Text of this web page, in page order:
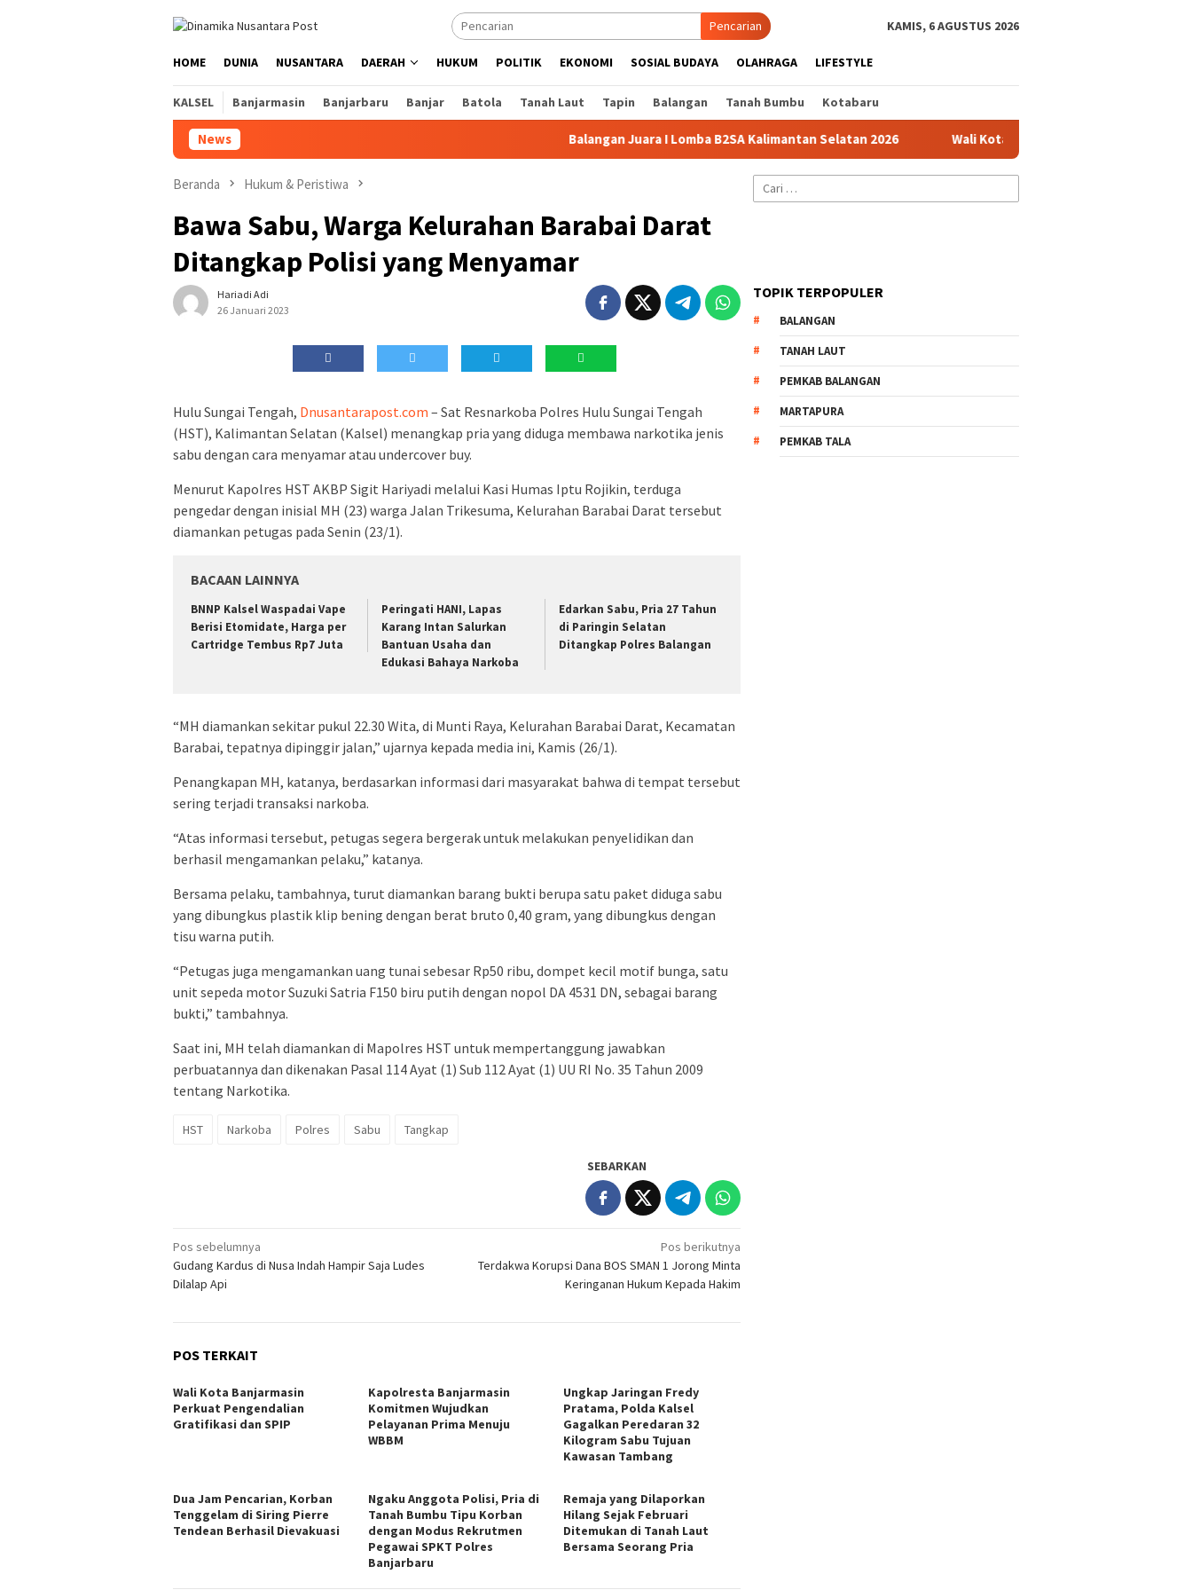
Pencarian KAMIS, 6 AGUSTUS 2026
HOME DUNIA NUSANTARA DAERAH HUKUM POLITIK EKONOMI SOSIAL BUDAYA OLAHRAGA LIFESTYLE
KALSEL Banjarmasin Banjarbaru Banjar Batola Tanah Laut Tapin Balangan Tanah Bumbu Kotabaru
News Balangan Juara I Lomba B2SA Kalimantan Selatan 2026 Wali Kota Banjarmasin Perkuat
Beranda Hukum & Peristiwa
Bawa Sabu, Warga Kelurahan Barabai Darat
Ditangkap Polisi yang Menyamar
Hariadi Adi
26 Januari 2023
Hulu Sungai Tengah, Dnusantarapost.com – Sat Resnarkoba Polres Hulu Sungai Tengah
(HST), Kalimantan Selatan (Kalsel) menangkap pria yang diduga membawa narkotika jenis
sabu dengan cara menyamar atau undercover buy.
Menurut Kapolres HST AKBP Sigit Hariyadi melalui Kasi Humas Iptu Rojikin, terduga
pengedar dengan inisial MH (23) warga Jalan Trikesuma, Kelurahan Barabai Darat tersebut
diamankan petugas pada Senin (23/1).
BACAAN LAINNYA
BNNP Kalsel Waspadai Vape
Berisi Etomidate, Harga per
Cartridge Tembus Rp7 Juta
Peringati HANI, Lapas
Karang Intan Salurkan
Bantuan Usaha dan
Edukasi Bahaya Narkoba
Edarkan Sabu, Pria 27 Tahun
di Paringin Selatan
Ditangkap Polres Balangan
“MH diamankan sekitar pukul 22.30 Wita, di Munti Raya, Kelurahan Barabai Darat, Kecamatan
Barabai, tepatnya dipinggir jalan,” ujarnya kepada media ini, Kamis (26/1).
Penangkapan MH, katanya, berdasarkan informasi dari masyarakat bahwa di tempat tersebut
sering terjadi transaksi narkoba.
“Atas informasi tersebut, petugas segera bergerak untuk melakukan penyelidikan dan
berhasil mengamankan pelaku,” katanya.
Bersama pelaku, tambahnya, turut diamankan barang bukti berupa satu paket diduga sabu
yang dibungkus plastik klip bening dengan berat bruto 0,40 gram, yang dibungkus dengan
tisu warna putih.
“Petugas juga mengamankan uang tunai sebesar Rp50 ribu, dompet kecil motif bunga, satu
unit sepeda motor Suzuki Satria F150 biru putih dengan nopol DA 4531 DN, sebagai barang
bukti,” tambahnya.
Saat ini, MH telah diamankan di Mapolres HST untuk mempertanggung jawabkan
perbuatannya dan dikenakan Pasal 114 Ayat (1) Sub 112 Ayat (1) UU RI No. 35 Tahun 2009
tentang Narkotika.
HST Narkoba Polres Sabu Tangkap
SEBARKAN
Navigasi
pos
Pos sebelumnya
Gudang Kardus di Nusa Indah Hampir Saja Ludes
Dilalap Api
Pos berikutnya
Terdakwa Korupsi Dana BOS SMAN 1 Jorong Minta
Keringanan Hukum Kepada Hakim
POS TERKAIT
Wali Kota Banjarmasin
Perkuat Pengendalian
Gratifikasi dan SPIP
Kapolresta Banjarmasin
Komitmen Wujudkan
Pelayanan Prima Menuju
WBBM
Ungkap Jaringan Fredy
Pratama, Polda Kalsel
Gagalkan Peredaran 32
Kilogram Sabu Tujuan
Kawasan Tambang
Dua Jam Pencarian, Korban
Tenggelam di Siring Pierre
Tendean Berhasil Dievakuasi
Ngaku Anggota Polisi, Pria di
Tanah Bumbu Tipu Korban
dengan Modus Rekrutmen
Pegawai SPKT Polres
Banjarbaru
Remaja yang Dilaporkan
Hilang Sejak Februari
Ditemukan di Tanah Laut
Bersama Seorang Pria
Cari
untuk:
TOPIK TERPOPULER
BALANGAN
TANAH LAUT
PEMKAB BALANGAN
MARTAPURA
PEMKAB TALA